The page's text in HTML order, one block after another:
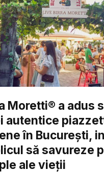
Moretti® a adus
autentice
în București,
să savureze
ale vieții